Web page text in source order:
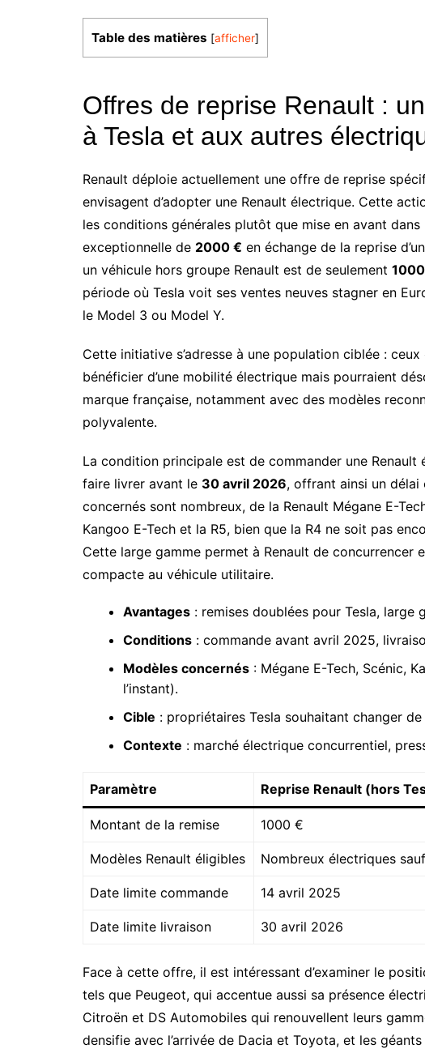
Table des matières [afficher]
Offres de reprise Renault :
à Tesla et aux autres
Renault déploie actuellement une offre de reprise
envisagent d’adopter une Renault électrique. Cette
les conditions générales plutôt que mise en avant
exceptionnelle de 2000 € en échange de la reprise
un véhicule hors groupe Renault est de seulement
période où Tesla voit ses ventes neuves stagner en
le Model 3 ou Model Y.
Cette initiative s’adresse à une population ciblée :
bénéficier d’une mobilité électrique mais pourraient
marque française, notamment avec des modèles
polyvalente.
La condition principale est de commander une Renault
faire livrer avant le 30 avril 2026, offrant ainsi un
concernés sont nombreux, de la Renault Mégane E-
Kangoo E-Tech et la R5, bien que la R4 ne soit pas
Cette large gamme permet à Renault de concurrencer
compacte au véhicule utilitaire.
Avantages : remises doublées pour Tesla, large
Conditions : commande avant avril 2025,
Modèles concernés : Mégane E-Tech, Scénic,
l’instant).
Cible : propriétaires Tesla souhaitant changer de
Contexte : marché électrique concurrentiel,
Paramètre Reprise Renault (hors
Montant de la remise 1000 €
Modèles Renault éligibles Nombreux électriques
Date limite commande 14 avril 2025
Date limite livraison 30 avril 2026
Face à cette offre, il est intéressant d’examiner le
tels que Peugeot, qui accentue aussi sa présence
Citroën et DS Automobiles qui renouvellent leurs
densifie avec l’arrivée de Dacia et Toyota, et les